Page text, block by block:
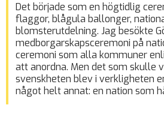
Det började som en högtidlig
flaggor, blågula ballonger,
blomsterutdelning. Jag besökte
medborgarskapsceremoni på
ceremoni som alla kommuner
att anordna. Men det som skulle
svenskheten blev i verkligheten
något helt annat: en nation som